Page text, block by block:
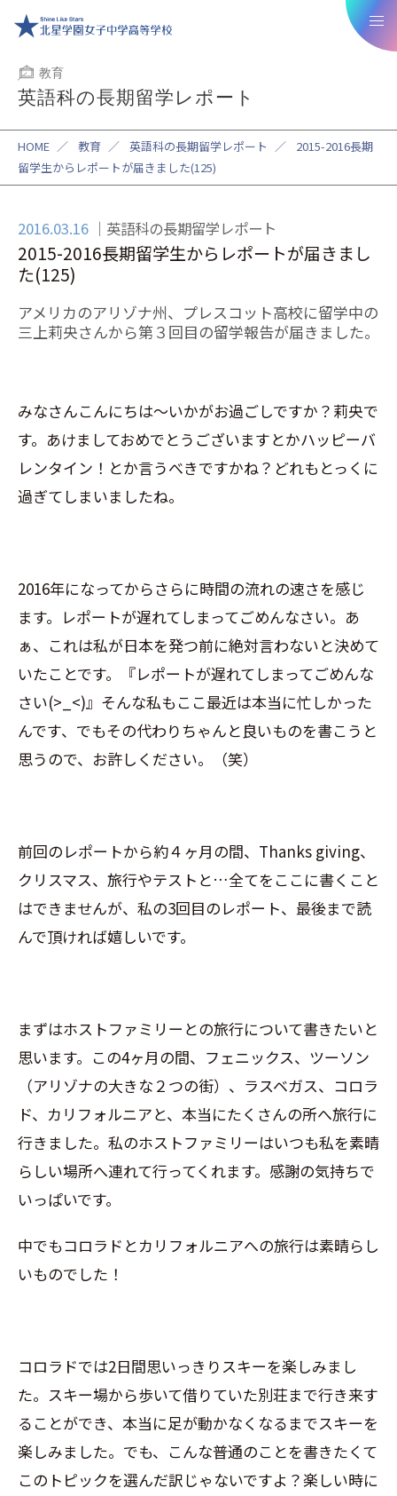
教育
英語科の長期留学レポート
HOME ／ 教育 ／ 英語科の長期留学レポート ／
2015-2016長期
留学生からレポートが届きました(125)
2016.03.16 英語科の長期留学レポート
2015-2016長期留学生からレポートが届きまし
た(125)
アメリカのアリゾナ州、プレスコット高校に留学中の
三上莉央さんから第３回目の留学報告が届きました。
みなさんこんにちは〜いかがお過ごしですか？莉央で
す。あけましておめでとうございますとかハッピーバ
レンタイン！とか言うべきですかね？どれもとっくに
過ぎてしまいましたね。
2016年になってからさらに時間の流れの速さを感じ
ます。レポートが遅れてしまってごめんなさい。あ
ぁ、これは私が日本を発つ前に絶対言わないと決めて
いたことです。『レポートが遅れてしまってごめんな
さい(>_<)』そんな私もここ最近は本当に忙しかった
んです、でもその代わりちゃんと良いものを書こうと
思うので、お許しください。（笑）
前回のレポートから約４ヶ月の間、Thanks giving、
クリスマス、旅行やテストと…全てをここに書くこと
はできませんが、私の3回目のレポート、最後まで読
んで頂ければ嬉しいです。
まずはホストファミリーとの旅行について書きたいと
思います。この4ヶ月の間、フェニックス、ツーソン
（アリゾナの大きな２つの街）、ラスベガス、コロラ
ド、カリフォルニアと、本当にたくさんの所へ旅行に
行きました。私のホストファミリーはいつも私を素晴
らしい場所へ連れて行ってくれます。感謝の気持ちで
いっぱいです。
中でもコロラドとカリフォルニアへの旅行は素晴らし
いものでした！
コロラドでは2日間思いっきりスキーを楽しみまし
た。スキー場から歩いて借りていた別荘まで行き来す
ることができ、本当に足が動かなくなるまでスキーを
楽しみました。でも、こんな普通のことを書きたくて
このトピックを選んだ訳じゃないですよ？楽しい時に